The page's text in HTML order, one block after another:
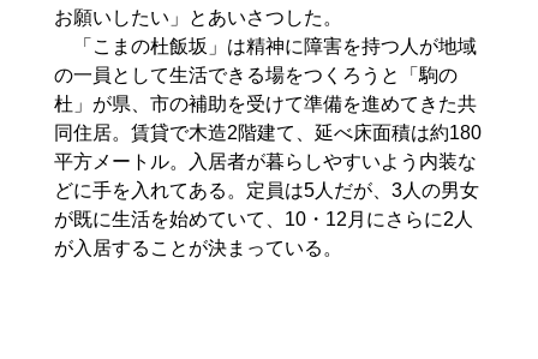
お願いしたい」とあいさつした。
「こまの杜飯坂」は精神に障害を持つ人が地域
の一員として生活できる場をつくろうと「駒の
杜」が県、市の補助を受けて準備を進めてきた共
同住居。賃貸で木造2階建て、延べ床面積は約180
平方メートル。入居者が暮らしやすいよう内装な
どに手を入れてある。定員は5人だが、3人の男女
が既に生活を始めていて、10・12月にさらに2人
が入居することが決まっている。